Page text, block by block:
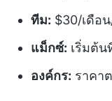
ทีม: $30/เดือ
แม็กซ์: เริ่มต้
องค์กร: ราคา